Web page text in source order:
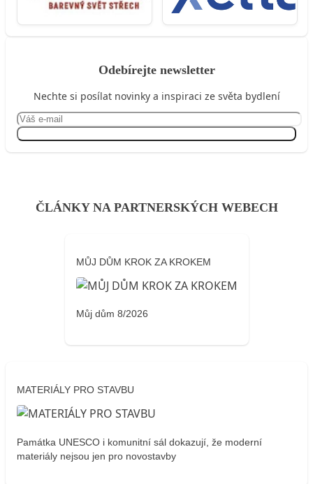
Odebírejte newsletter
Nechte si posílat novinky a inspiraci ze světa bydlení
ČLÁNKY NA PARTNERSKÝCH WEBECH
MŮJ DŮM KROK ZA KROKEM
Můj dům 8/2026
MATERIÁLY PRO STAVBU
Památka UNESCO i komunitní sál dokazují, že moderní
materiály nejsou jen pro novostavby